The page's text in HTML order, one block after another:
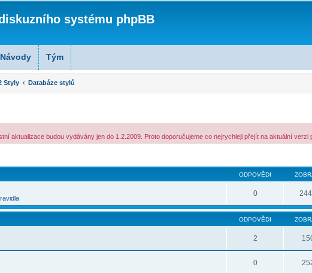
systému phpBB
Návody Tým
Styly Databáze stylů
aktualizace budou vydávány jen do 1.2.2009. Proto doporučujeme co nejrychleji přejít na aktuální verzi
ODPOVĚDI
0
ODPOVĚDI
2
0